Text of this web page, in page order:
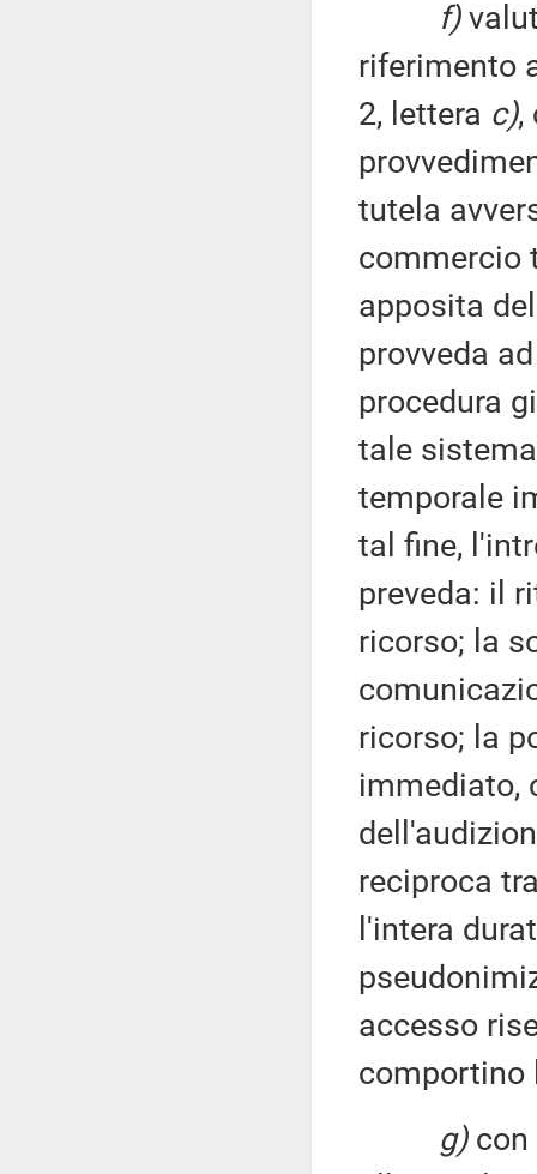
f)
riferimento
2, lettera c),
tutela
commercio
apposita
provveda
procedura
tale
temporale
tal fine,
preveda: il
ricorso; la
ricorso; la
immediato,
reciproca
l'intera
accesso
comportino
g)con